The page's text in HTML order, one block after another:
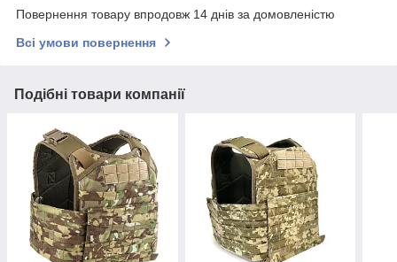
Повернення товару впродовж 14 днів за домовленістю
Всі умови повернення
Подібні товари компанії